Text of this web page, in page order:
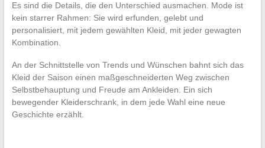
Es sind die Details, die den Unterschied ausmachen. Mode ist
kein starrer Rahmen: Sie wird erfunden, gelebt und
personalisiert, mit jedem gewählten Kleid, mit jeder gewagten
Kombination.
An der Schnittstelle von Trends und Wünschen bahnt sich das
Kleid der Saison einen maßgeschneiderten Weg zwischen
Selbstbehauptung und Freude am Ankleiden. Ein sich
bewegender Kleiderschrank, in dem jede Wahl eine neue
Geschichte erzählt.